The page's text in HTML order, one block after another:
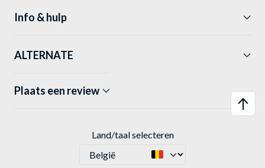
Info & hulp
ALTERNATE
Plaats een review
Land/taal selecteren